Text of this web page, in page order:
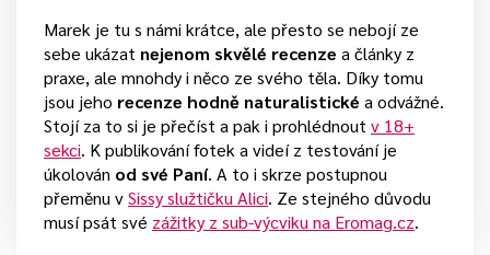
Marek je tu s námi krátce, ale přesto se nebojí ze
sebe ukázat nejenom skvělé recenze a články z
praxe, ale mnohdy i něco ze svého těla. Díky tomu
jsou jeho recenze hodně naturalistické a odvážné.
Stojí za to si je přečíst a pak i prohlédnout v 18+
sekci. K publikování fotek a videí z testování je
úkolován od své Paní. A to i skrze postupnou
přeměnu vSissy služtičku Alici. Ze stejného důvodu
musí psát své zážitky z sub-výcviku na Eromag.cz.